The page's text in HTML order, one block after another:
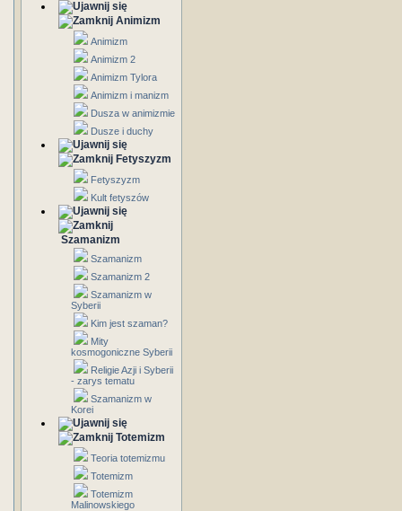
Animizm
Animizm
Animizm 2
Animizm Tylora
Animizm i manizm
Dusza w animizmie
Dusze i duchy
Fetyszyzm
Fetyszyzm
Kult fetyszów
Szamanizm
Szamanizm
Szamanizm 2
Szamanizm w
Syberii
Kim jest szaman?
Mity
kosmogoniczne Syberii
Religie Azji i Syberii
- zarys tematu
Szamanizm w
Korei
Totemizm
Teoria totemizmu
Totemizm
Totemizm
Malinowskiego